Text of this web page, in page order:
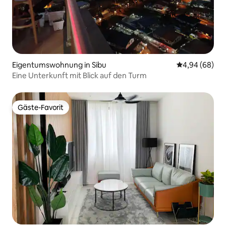
Eigentumswohnung in Sibu
4,94 (68)
Eine Unterkunft mit Blick auf den Turm
Gäste-Favorit
Gäste-Favorit